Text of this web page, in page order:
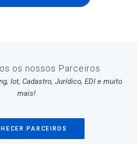
os nossos Parceiros
Iot, Cadastro, Jurídico, EDI e muito
mais!
PARCEIROS